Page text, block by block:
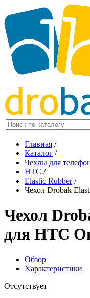
Главная /
Каталог /
Чехлы для
HTC /
Elastic Rubber/
Чехол Drobak
Чехол
для HTC
Обзор
Характеристики
Отсутствует